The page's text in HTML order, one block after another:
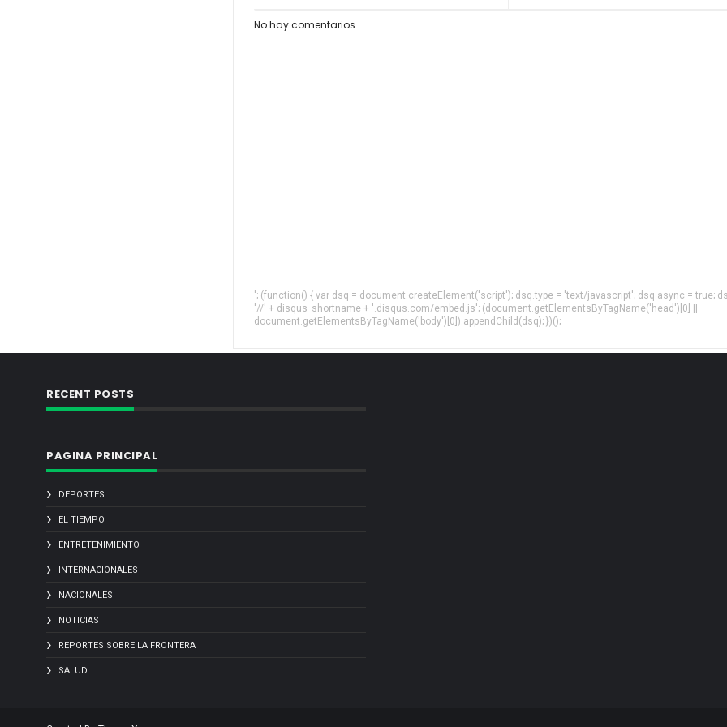
No hay comentarios.
'; (function() { var dsq = document.createElement('script'); dsq.type = 'text/javascript'; dsq.async = true;
'//' + disqus_shortname + '.disqus.com/embed.js'; (document.getElementsByTagName('head')[0] ||
document.getElementsByTagName('body')[0]).appendChild(dsq); })();
RECENT POSTS
PAGINA PRINCIPAL
DEPORTES
EL TIEMPO
ENTRETENIMIENTO
INTERNACIONALES
NACIONALES
NOTICIAS
REPORTES SOBRE LA FRONTERA
SALUD